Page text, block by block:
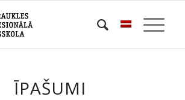
ĪPAŠUMI